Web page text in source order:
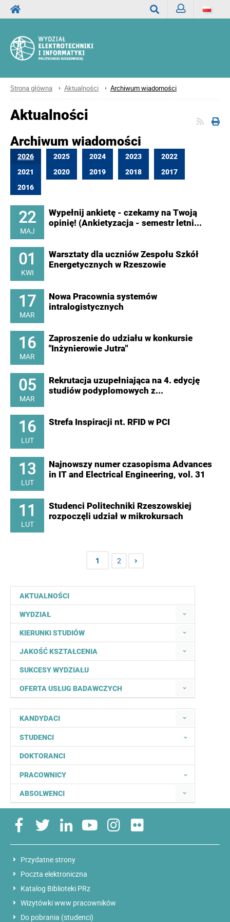
Strona główna Aktualności Archiwum wiadomości
AKTUALNOŚCI
WYDZIAŁ
KIERUNKI STUDIÓW
JAKOŚĆ KSZTAŁCENIA
SUKCESY WYDZIAŁU
OFERTA USŁUG BADAWCZYCH
KANDYDACI
STUDENCI
DOKTORANCI
PRACOWNICY
ABSOLWENCI
Aktualności
Archiwum wiadomości
2026 2025 2024 2023
2022
2021
2020 2019 2018
2017
2016
22
MAJ
Wypełnij ankietę - czekamy na Twoją
opinię! (Ankietyzacja - semestr letni...
01
KWI
Warsztaty dla uczniów Zespołu Szkół
Energetycznych w Rzeszowie
17
MAR
Nowa Pracownia systemów
intralogistycznych
16
MAR
Zaproszenie do udziału w konkursie
"Inżynierowie Jutra"
05
MAR
Rekrutacja uzupełniająca na 4. edycję
studiów podyplomowych z...
16
LUT
Strefa Inspiracji nt. RFID w PCI
13
LUT
Najnowszy numer czasopisma Advances
in IT and Electrical Engineering, vol. 31
11
LUT
Studenci Politechniki Rzeszowskiej
rozpoczęli udział w mikrokursach
1 2
Przydatne strony
Poczta elektroniczna
Katalog Biblioteki PRz
Wizytówki www pracowników
Do pobrania (studenci)